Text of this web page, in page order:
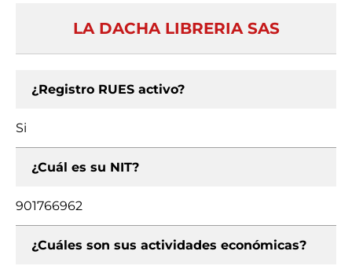
LA DACHA LIBRERIA SAS
¿Registro RUES activo?
Si
¿Cuál es su NIT?
901766962
¿Cuáles son sus actividades económicas?